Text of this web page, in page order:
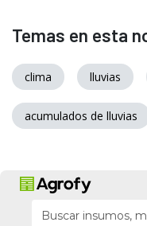
Temas en esta
clima lluvias
acumulados de lluvias